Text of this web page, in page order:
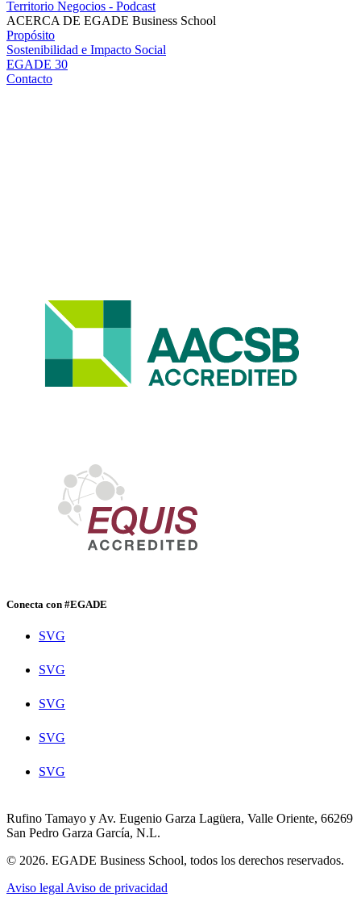
Territorio Negocios - Podcast
ACERCA DE EGADE Business School
Propósito
Sostenibilidad e Impacto Social
EGADE 30
Contacto
Conecta con #EGADE
SVG
SVG
SVG
SVG
SVG
Rufino Tamayo y Av. Eugenio Garza Lagüera, Valle Oriente, 66269
San Pedro Garza García, N.L.
© 2026. EGADE Business School, todos los derechos reservados.
Aviso legal Aviso de privacidad